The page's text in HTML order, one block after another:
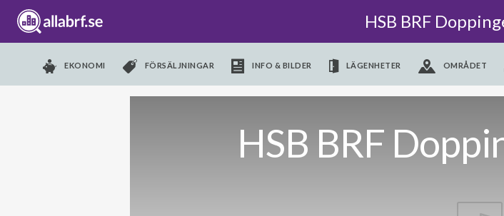
HSB BRF
EKONOMI FÖRSÄLJNINGAR INFO & BILDER LÄGENHETER OMRÅDET
HSB BRF